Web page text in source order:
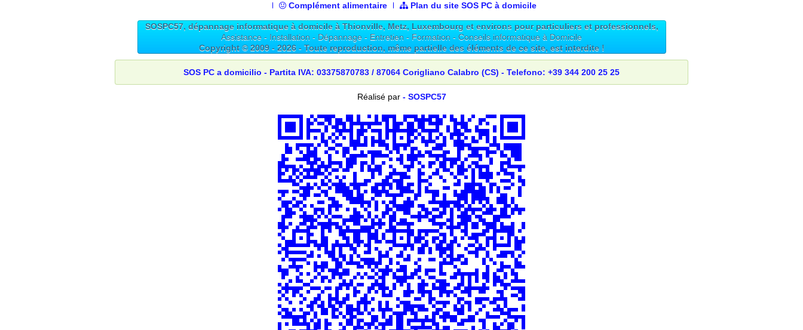
Complément alimentaire
Plan du site SOS PC à domicile
SOSPC57, dépannage informatique à domicile à Thionville, Metz, Luxembourg et environs pour particuliers et professionnels,
Assistance - Installation - Dépannage - Entretien - Formation - Conseils informatique à Domicile
Copyright © 2009 - 2026- Toute reproduction, même partielle des éléments de ce site, est interdite !
SOS PC a domicilio - Partita IVA: 03375870783 / 87064 Corigliano Calabro (CS) - Telefono: +39 344 200 25 25
Réalisé par - SOSPC57